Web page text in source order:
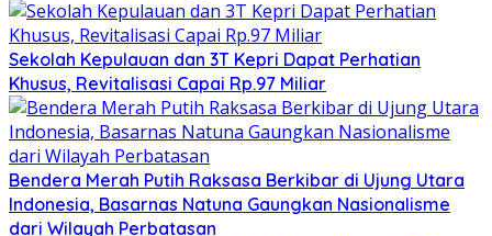
Sekolah Kepulauan dan 3T Kepri Dapat Perhatian
Khusus, Revitalisasi Capai Rp.97 Miliar
Bendera Merah Putih Raksasa Berkibar di Ujung Utara
Indonesia, Basarnas Natuna Gaungkan Nasionalisme
dari Wilayah Perbatasan